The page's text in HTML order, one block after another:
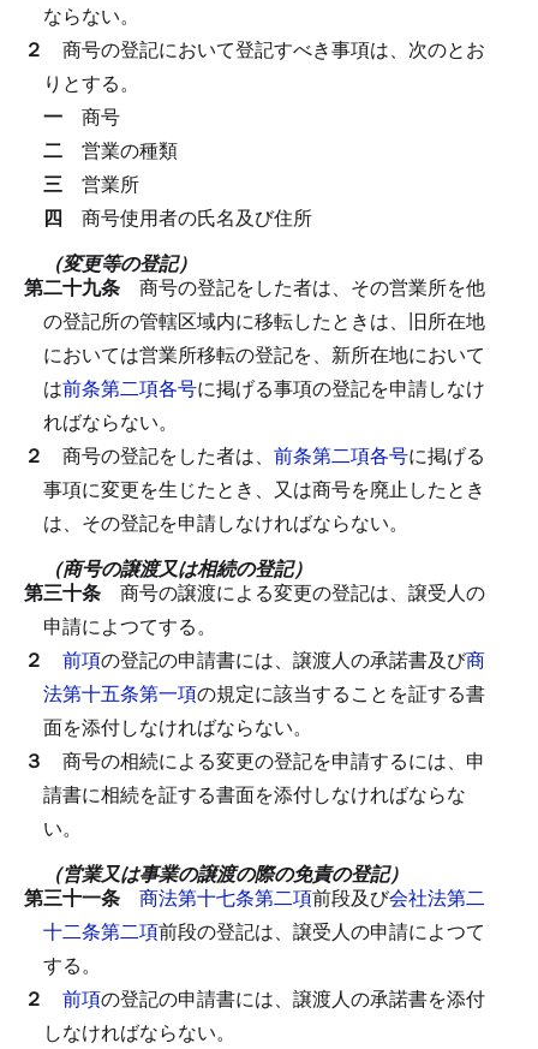
ならない。
２ 商号の登記において登記すべき事項は、次のとお
りとする。
一 商号
二 営業の種類
三 営業所
四 商号使用者の氏名及び住所
（変更等の登記）
第二十九条 商号の登記をした者は、その営業所を他
の登記所の管轄区域内に移転したときは、旧所在地
においては営業所移転の登記を、新所在地において
は前条第二項各号に掲げる事項の登記を申請しなけ
ればならない。
２ 商号の登記をした者は、 前条第二項各号に掲げる
事項に変更を生じたとき、又は商号を廃止したとき
は、その登記を申請しなければならない。
（商号の譲渡又は相続の登記）
第三十条 商号の譲渡による変更の登記は、譲受人の
申請によつてする。
２ 前項の登記の申請書には、譲渡人の承諾書及び商
法第十五条第一項の規定に該当することを証する書
面を添付しなければならない。
３ 商号の相続による変更の登記を申請するには、申
請書に相続を証する書面を添付しなければならな
い。
（営業又は事業の譲渡の際の免責の登記）
第三十一条 商法第十七条第二項前段及び会社法第二
十二条第二項前段の登記は、譲受人の申請によつて
する。
２ 前項の登記の申請書には、譲渡人の承諾書を添付
しなければならない。